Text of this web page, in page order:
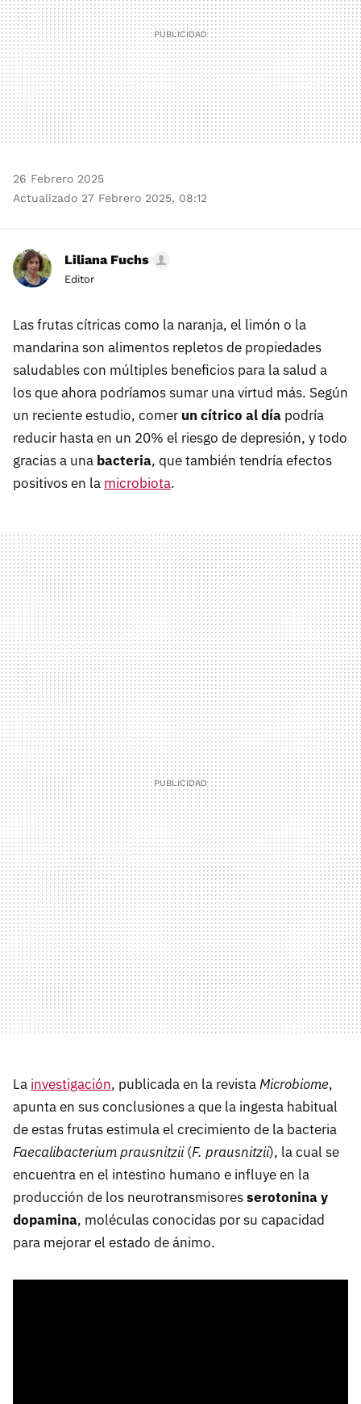
26 Febrero 2025
Actualizado 27 Febrero 2025, 08:12
Liliana Fuchs
Editor
Las frutas cítricas como la naranja, el limón o la
mandarina son alimentos repletos de propiedades
saludables con múltiples beneficios para la salud a
los que ahora podríamos sumar una virtud más. Según
un reciente estudio, comer un cítrico al día podría
reducir hasta en un 20% el riesgo de depresión, y todo
gracias a una bacteria, que también tendría efectos
positivos en la microbiota.
La investigación, publicada en la revistaMicrobiome,
apunta en sus conclusiones a que la ingesta habitual
de estas frutas estimula el crecimiento de la bacteria
Faecalibacterium prausnitzii(F. prausnitzii), la cual se
encuentra en el intestino humano e influye en la
producción de los neurotransmisoresserotonina y
dopamina, moléculas conocidas por su capacidad
para mejorar el estado de ánimo.